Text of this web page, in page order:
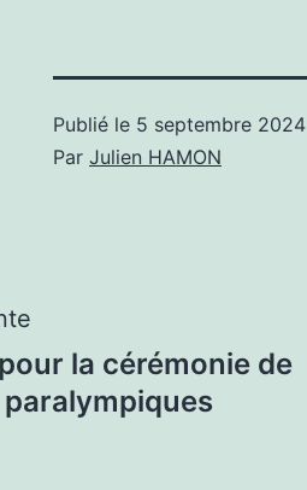
Publié le 5 septembre 2024
Par Julien HAMON
la cérémonie de